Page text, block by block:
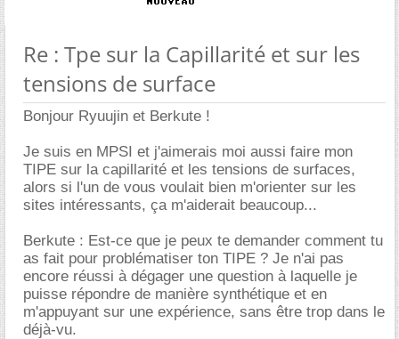
Re : Tpe sur la Capillarité et sur les
tensions de surface
Bonjour Ryuujin et Berkute !
Je suis en MPSI et j'aimerais moi aussi faire mon
TIPE sur la capillarité et les tensions de surfaces,
alors si l'un de vous voulait bien m'orienter sur les
sites intéressants, ça m'aiderait beaucoup...
Berkute : Est-ce que je peux te demander comment tu
as fait pour problématiser ton TIPE ? Je n'ai pas
encore réussi à dégager une question à laquelle je
puisse répondre de manière synthétique et en
m'appuyant sur une expérience, sans être trop dans le
déjà-vu.